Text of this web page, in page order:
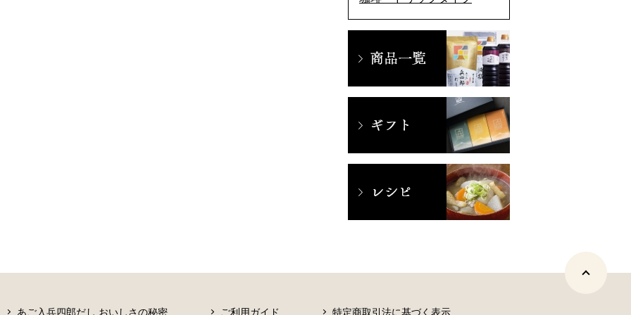
あご入兵四郎だし おいしさの秘密 ご利用ガイド 特定商取引法に基づく表示